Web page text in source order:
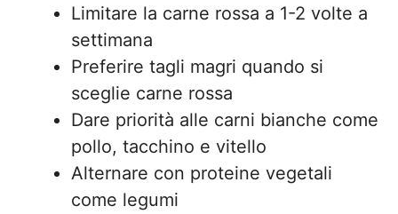
Limitare la carne rossa a 1-2 volte a
settimana
Preferire tagli magri quando si
sceglie carne rossa
Dare priorità alle carni bianche come
pollo, tacchino e vitello
Alternare con proteine vegetali
come legumi